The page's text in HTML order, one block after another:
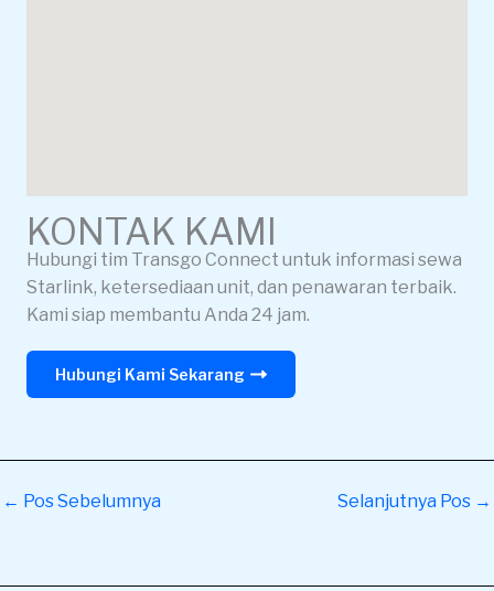
KONTAK KAMI
Hubungi tim Transgo Connect untuk informasi sewa
Starlink, ketersediaan unit, dan penawaran terbaik.
Kami siap membantu Anda 24 jam.
Hubungi Kami Sekarang
← Pos Sebelumnya Selanjutnya Pos →